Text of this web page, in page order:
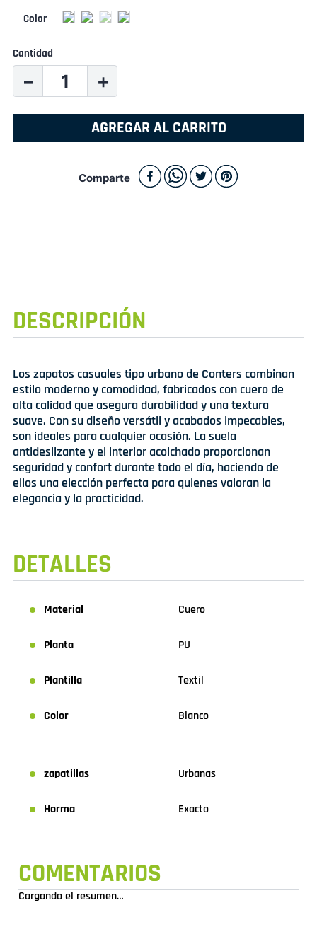
Cantidad
＋
－
AGREGAR AL CARRITO
Comparte
DESCRIPCIÓN
Los zapatos casuales tipo urbano de Conters combinan
estilo moderno y comodidad, fabricados con cuero de
alta calidad que asegura durabilidad y una textura
suave. Con su diseño versátil y acabados impecables,
son ideales para cualquier ocasión. La suela
antideslizante y el interior acolchado proporcionan
seguridad y confort durante todo el día, haciendo de
ellos una elección perfecta para quienes valoran la
elegancia y la practicidad.
DETALLES
Material Cuero
Planta PU
Plantilla Textil
Color Blanco
zapatillas Urbanas
Horma Exacto
COMENTARIOS
Cargando el resumen…